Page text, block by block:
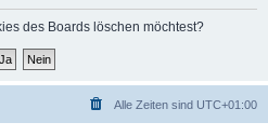
des Boards löschen möchtest?
Alle Zeiten sind UTC+01:00